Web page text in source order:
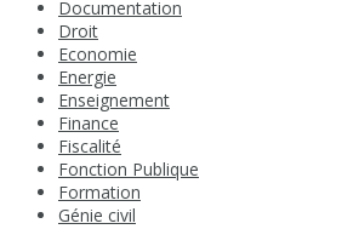
Documentation
Droit
Economie
Energie
Enseignement
Finance
Fiscalité
Fonction Publique
Formation
Génie civil